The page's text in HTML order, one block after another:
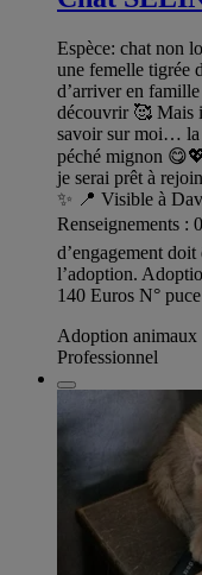
Espèce: chat non
une femelle tigrée
d’arriver en
découvrir 🥰 Mais
savoir sur moi… la
péché mignon
je serai prêt à
✨ 📍 Visible à
Renseignements :
d’engagement
l’adoption.
140 Euros N°
Adoption
Professionnel